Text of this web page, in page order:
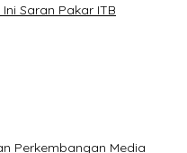
Saran Pakar ITB
Perkembangan Media